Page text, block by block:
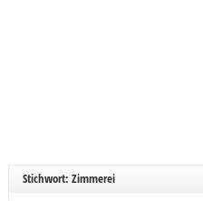
Stichwort: Zimmerei